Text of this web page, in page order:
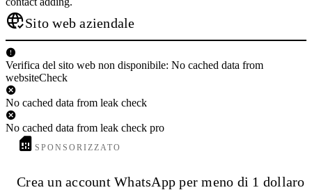
Sito web aziendale
Verifica del sito web non disponibile: No cached data from
websiteCheck
No cached data from leak check
No cached data from leak check pro
SPONSORIZZATO
Crea un account WhatsApp per meno di 1 dollaro